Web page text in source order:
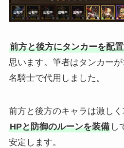
前方と後方にタンカーを配
思います。筆者はタンカー
名騎士で代用しました。
前方と後方のキャラは激しく
HPと防御のルーンを装備し
安定します。